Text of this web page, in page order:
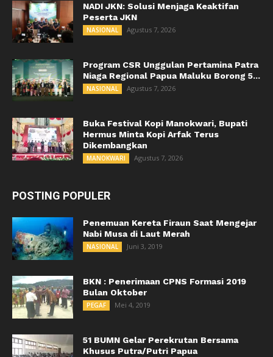
NADI JKN: Solusi Menjaga Keaktifan
Peserta JKN
NASIONAL Agustus 7, 2026
Program CSR Unggulan Pertamina Patra
Niaga Regional Papua Maluku Borong 5...
NASIONAL Agustus 7, 2026
Buka Festival Kopi Manokwari, Bupati
Hermus Minta Kopi Arfak Terus
Dikembangkan
MANOKWARI Agustus 7, 2026
POSTING POPULER
Penemuan Kereta Firaun Saat Mengejar
Nabi Musa di Laut Merah
NASIONAL Juni 3, 2019
BKN : Penerimaan CPNS Formasi 2019
Bulan Oktober
PEGAF Mei 4, 2019
51 BUMN Gelar Perekrutan Bersama
Khusus Putra/Putri Papua